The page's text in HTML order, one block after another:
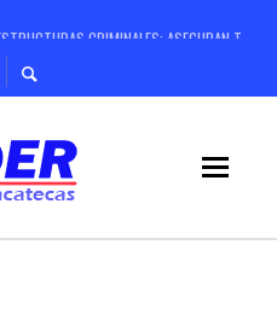
CRIMINALES; ASEGURAN
CURSO DE VERANO PARA NIÑAS, NIÑOS Y
CUNA “SEMILLITAS” 99 POR CIENTO DE
PARA REALIZAR ACCIONES DE
MILLONES DE PESOS, IMPULSA